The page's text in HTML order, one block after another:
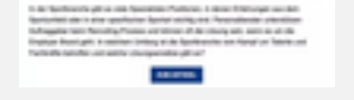
Destinationsmarketing am Beispiel der
Ferienregion Gstaad
Das Thema Destinationsmarketing stand jüngst im
Fokus von Sponsoring Schweiz. Anlässlich des